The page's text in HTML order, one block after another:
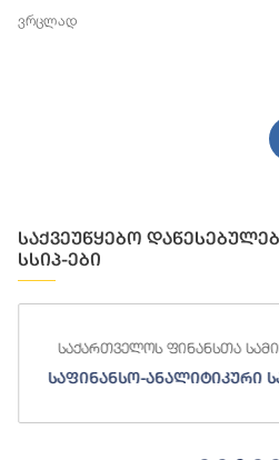
ვრცლად
საქვეუწყებო
სსიპ-ები
საქართველოს ფინანსთა
საფინანსო-ანალიტიკური